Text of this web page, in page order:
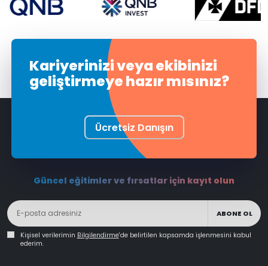
Kariyerinizi veya ekibinizi
geliştirmeye hazır mısınız?
Ücretsiz Danışın
Güncel eğitimler ve fırsatlar için kayıt olun
ABONE OL
Kişisel verilerimin Bilgilendirme'de belirtilen kapsamda işlenmesini kabul
ederim.